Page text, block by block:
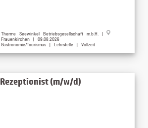
Therme Seewinkel Betriebsgesellschaft m.b.H. |
Frauenkirchen | 09.08.2026
Gastronomie/Tourismus | Lehrstelle | Vollzeit
Rezeptionist (m/w/d)